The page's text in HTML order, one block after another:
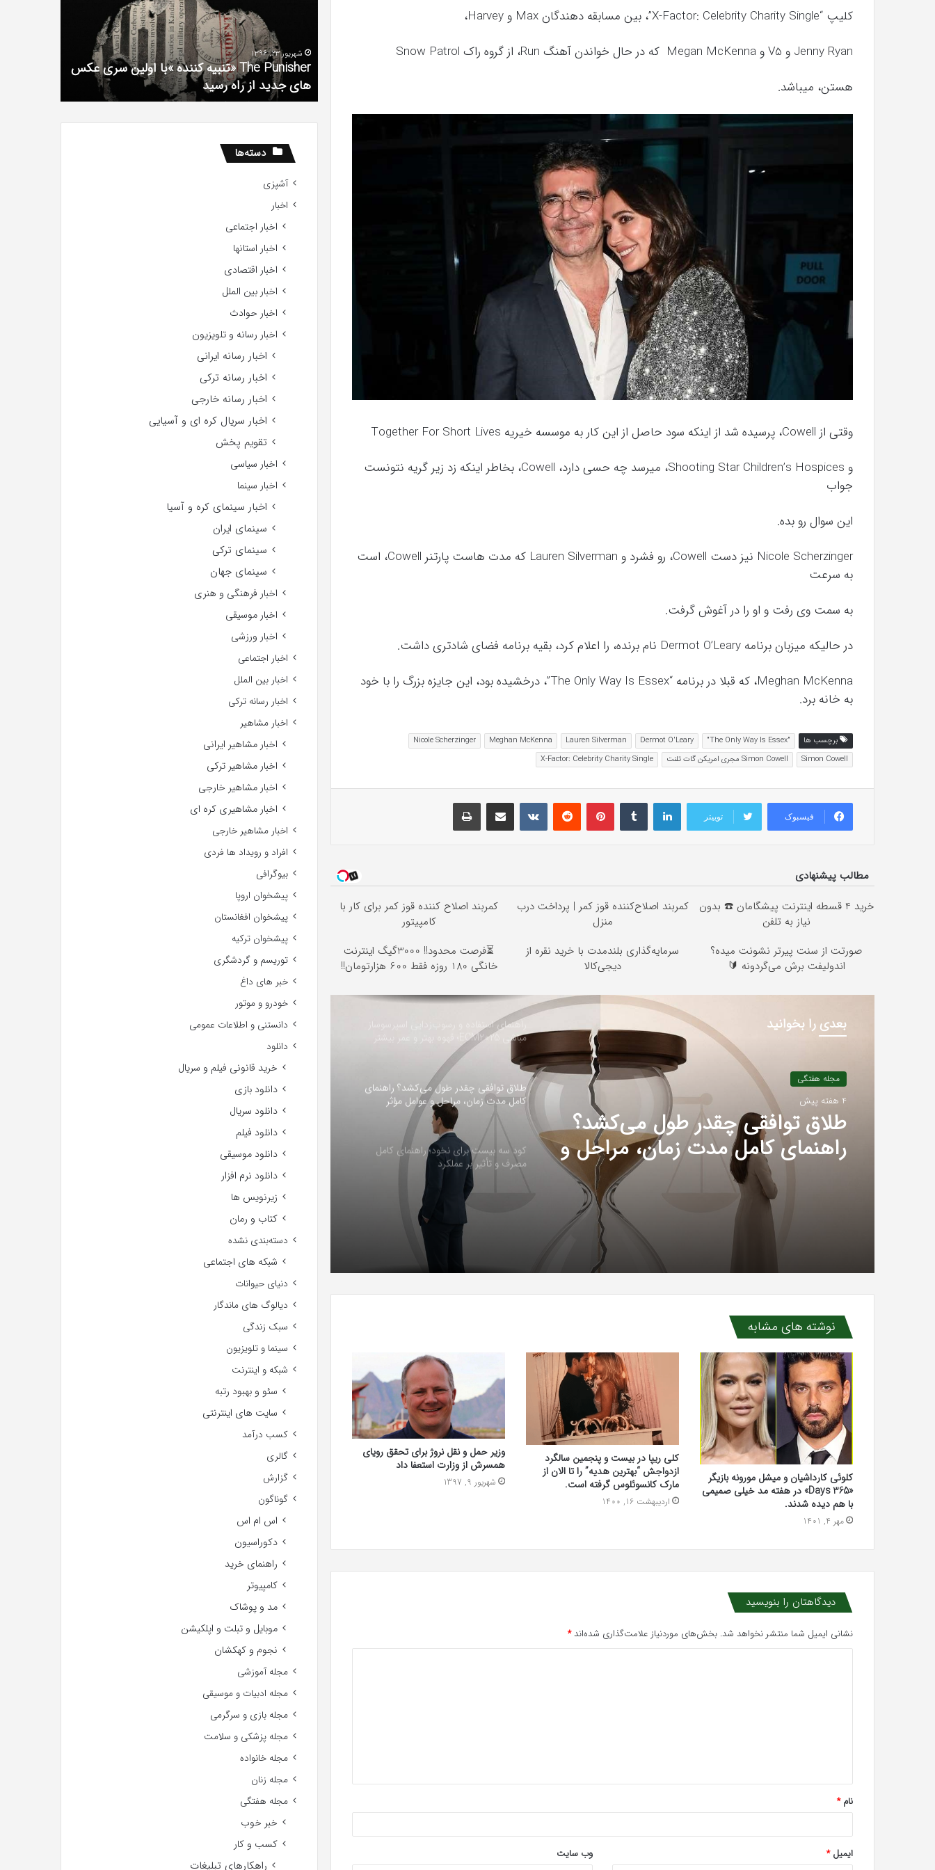
کلیپ “X-Factor: Celebrity Charity Single”، بین مسابقه دهندگان Max و Harvey،
Jenny Ryan و V5 و Megan McKenna که در حال خواندن آهنگ Run، از گروه راک Snow Patrol
هستن، میباشد.
وقتی از Cowell، پرسیده شد از اینکه سود حاصل از این کار به موسسه خیریه Together For Short Lives
و Shooting Star Children’s Hospices، میرسد چه حسی دارد، Cowell، بخاطر اینکه زد زیر گریه نتونست
جواب
این سوال رو بده.
Nicole Scherzinger نیز دست Cowell، رو فشرد و Lauren Silverman که مدت هاست پارتنر Cowell، است
به سرعت
به سمت وی رفت و او را در آغوش گرفت.
در حالیکه میزبان برنامه Dermot O’Leary نام برنده، را اعلام کرد، بقیه برنامه فضای شادتری داشت.
Meghan McKenna، که قبلا در برنامه “The Only Way Is Essex”، درخشیده بود، این جایزه بزرگ را با خود
به خانه برد.
برچسب ها "The Only Way Is Essex"
Dermot O'Leary
Lauren Silverman
Meghan McKenna
Nicole Scherzinger
Simon Cowell
Simon Cowell مجری امریکن گات تلنت X-Factor: Celebrity Charity Single
فیسبوک توییتر
لینکداینتامبلر پینتریستReddit
VKontakteاشتراک گذاری با ایمیل چاپ
مطالب پیشنهادی
خرید 4 قسطه اینترنت پیشگامان ☎️ بدون
نیاز به تلفن
کمربند اصلاح‌کننده قوز کمر | پرداخت درب
منزل
کمربند اصلاح کننده قوز کمر برای کار با
کامپیتور
صورتت از سنت پیرتر نشونت میده؟
اندولیفت برش می‌گردونه 🔰
سرمایه‌گذاری بلندمدت با خرید نقره از
دیجی‌کالا
⏳فرصت محدود!! 3000گیگ اینترنت
خانگی 180 روزه فقط 600 هزارتومان!!
بعدی را بخوانید
مجله هفتگی
4 هفته پیش
طلاق توافقی چقدر طول می‌کشد؟
راهنمای کامل مدت زمان، مراحل و
عوامل مؤثر
راهنمای استفاده و رسوب‌زدایی اسپرسوساز
مباشی ECM2025؛ قهوه بهتر و عمر بیشتر
طلاق توافقی چقدر طول می‌کشد؟ راهنمای
کامل مدت زمان، مراحل و عوامل مؤثر
کود سه بیست برای نخود؛ راهنمای کامل
مصرف و تأثیر بر عملکرد
نوشته های مشابه
کلوئی کارداشیان و میشل مورونه بازیگر
«365 Days» در هفته مد خیلی صمیمی
با هم دیده شدند.
مهر 4, 1401
کلی ریپا در بیست و پنجمین سالگرد
ازدواجش “بهترین هدیه” را تا الان از
مارک کانسوئلوس گرفته است.
اردیبهشت 16, 1400
وزیر حمل و نقل نروژ برای تحقق رویای
همسرش از وزارت استعفا داد
شهریور 9, 1397
دیدگاهتان را بنویسید
نشانی ایمیل شما منتشر نخواهد شد. بخش‌های موردنیاز علامت‌گذاری شده‌اند*
*
نام*
ایمیل* وب‌ سایت
با
حیوانات
!
رابطه جنسی این دختر با حیوانات وحشی !
که
2”
موفقآذر 23, 1398
عکس
های
جدید
از
شهریور 23, 1396
The Punisher «تنبیه کننده »با اولین سری عکس
های جدید از راه رسید
دسته‌ها
آشپزی
اخبار
اخبار اجتماعی
اخبار استانها
اخبار اقتصادی
اخبار بین الملل
اخبار حوادث
اخبار رسانه و تلویزیون
اخبار رسانه ایرانی
اخبار رسانه ترکی
اخبار رسانه خارجی
اخبار سریال کره ای و آسیایی
تقویم پخش
اخبار سیاسی
اخبار سینما
اخبار سینمای کره و آسیا
سینمای ایران
سینمای ترکی
سینمای جهان
اخبار فرهنگی و هنری
اخبار موسیقی
اخبار ورزشی
اخبار اجتماعی
اخبار بین الملل
اخبار رسانه ترکی
اخبار مشاهیر
اخبار مشاهیر ایرانی
اخبار مشاهیر ترکی
اخبار مشاهیر خارجی
اخبار مشاهیری کره ای
اخبار مشاهیر خارجی
افراد و رویداد ها فردی
بیوگرافی
پیشخوان اروپا
پیشخوان افغانستان
پیشخوان ترکیه
توریسم و گردشگری
خبر های داغ
خودرو و موتور
دانستنی و اطلاعات عمومی
دانلود
خرید قانونی فیلم و سریال
دانلود بازی
دانلود سریال
دانلود فیلم
دانلود موسیقی
دانلود نرم افزار
زیرنویس ها
کتاب و رمان
دسته‌بندی نشده
شبکه های اجتماعی
دنیای حیوانات
دیالوگ های ماندگار
سبک زندگی
سینما و تلویزیون
شبکه و اینترنت
سئو و بهبود رتبه
سایت های اینترنتی
کسب درآمد
گالری
گزارش
گوناگون
اس ام اس
دکوراسیون
راهنمای خرید
کامپیوتر
مد و پوشاک
موبایل و تبلت و اپلکیشن
نجوم و کهکشان
مجله آموزشی
مجله ادبیات و موسیقی
مجله بازی و سرگرمی
مجله پزشکی و سلامت
مجله خانواده
مجله زنان
مجله هفتگی
خبر خوب
کسب و کار
راهکارهای تبلیغات